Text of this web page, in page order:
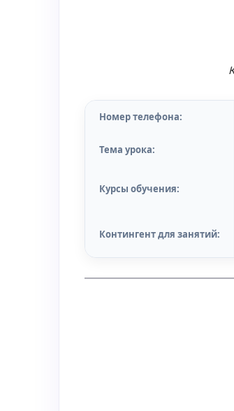
Номер телефона:
Тема урока:
Курсы обучения:
Контингент для занятий: